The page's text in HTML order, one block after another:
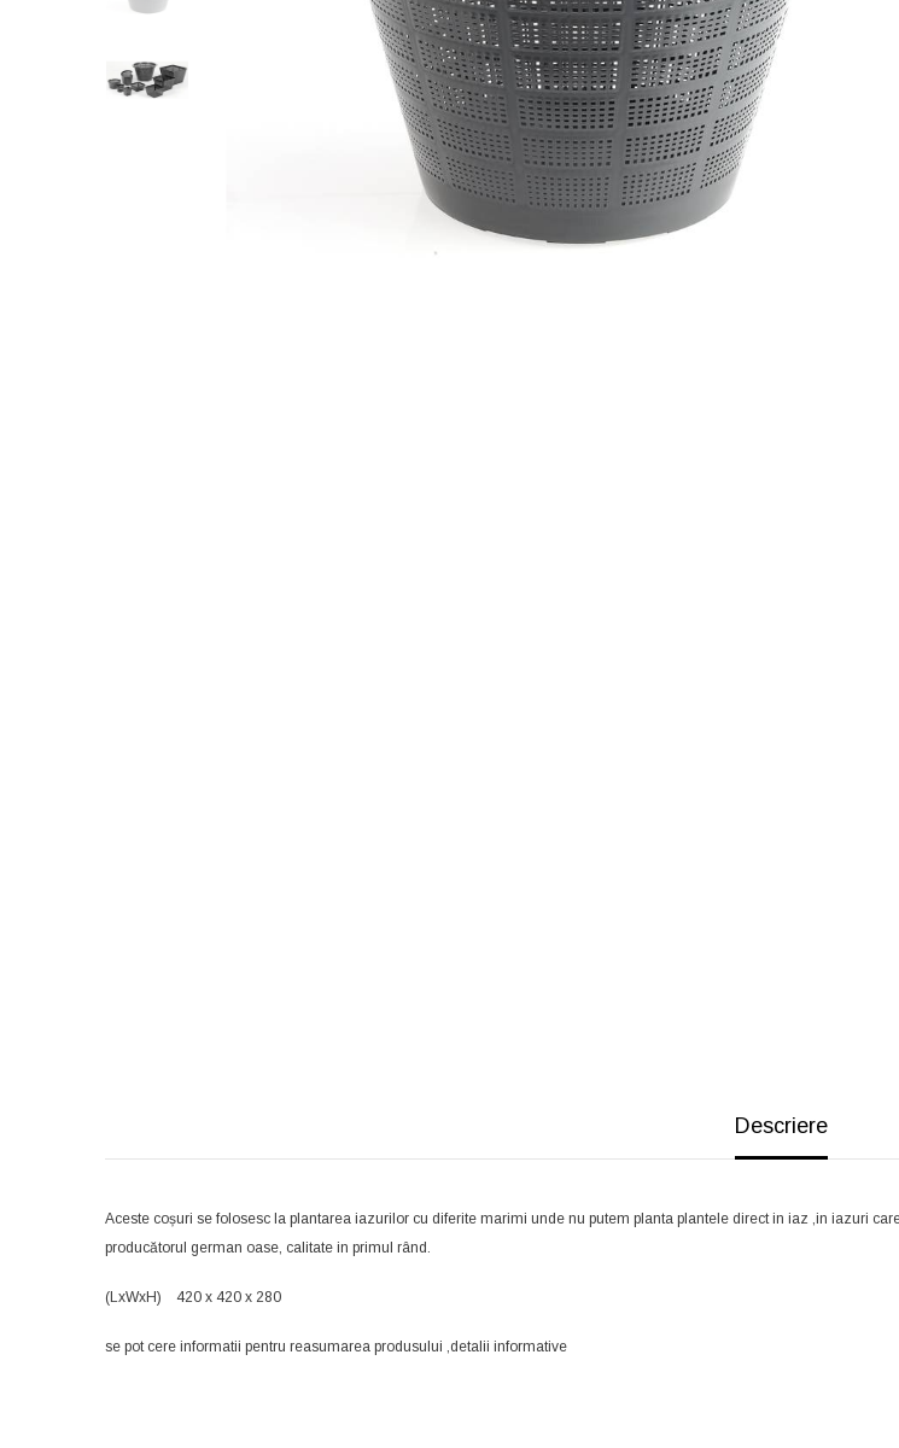
Descriere
Aceste coșuri se folosesc la plantarea iazurilor cu diferite marimi unde nu putem planta plantele direct in iaz ,in iazuri
producătorul german oase, calitate in primul rând.
(LxWxH) 420 x 420 x 280
se pot cere informatii pentru reasumarea produsului ,detalii informative